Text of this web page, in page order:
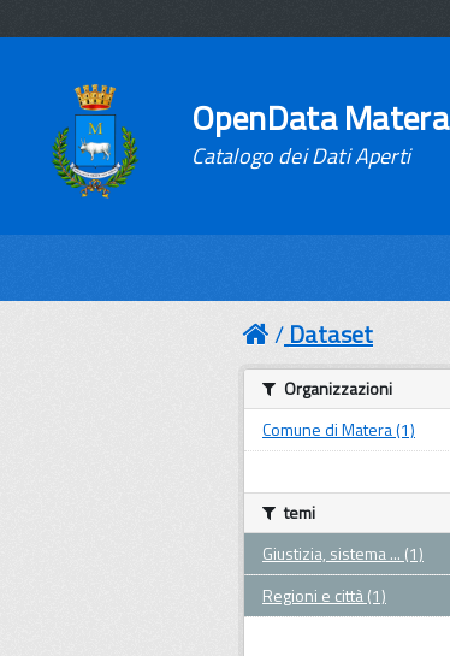
OpenData Matera
Catalogo dei Dati Aperti
Dataset
Organizzazioni
Comune di Matera (1)
temi
Giustizia, sistema ... (1)
Regioni e città (1)